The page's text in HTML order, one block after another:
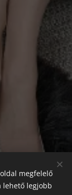
megfelelő
lehető legjobb